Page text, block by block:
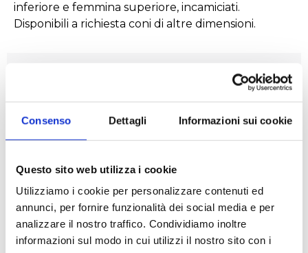
Consenso Dettagli Informazioni sui cookie
Questo sito web utilizza i cookie
Utilizziamo i cookie per personalizzare contenuti ed
annunci, per fornire funzionalità dei social media e per
analizzare il nostro traffico. Condividiamo inoltre
informazioni sul modo in cui utilizzi il nostro sito con i
inferiore e femmina superiore, incamiciati.
Disponibili a richiesta coni di altre dimensioni.
Distillazione Refrigerazione